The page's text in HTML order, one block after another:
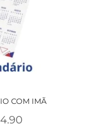
COM IMÃ